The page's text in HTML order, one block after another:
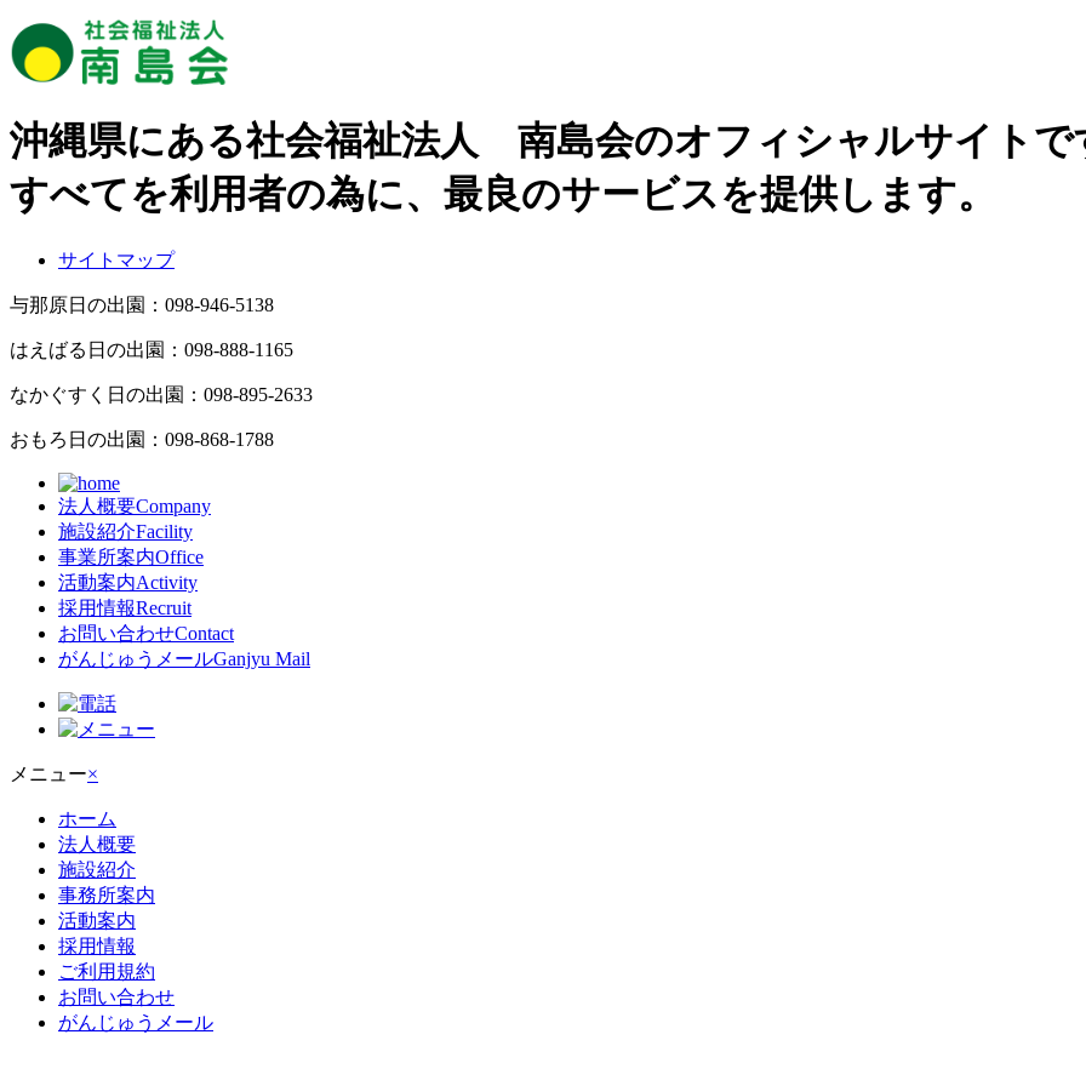
沖縄県にある社会福祉法人 南島会のオフィシャルサイトで
すべてを利用者の為に、最良のサービスを提供します。
サイトマップ
与那原日の出園： 098-946-5138
はえばる日の出園： 098-888-1165
なかぐすく日の出園： 098-895-2633
おもろ日の出園： 098-868-1788
法人概要Company
施設紹介Facility
事業所案内Office
活動案内Activity
採用情報Recruit
お問い合わせContact
がんじゅうメールGanjyu Mail
メニュー×
ホーム
法人概要
施設紹介
事務所案内
活動案内
採用情報
ご利用規約
お問い合わせ
がんじゅうメール